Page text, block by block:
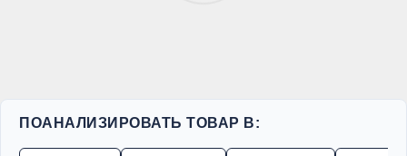
ПОАНАЛИЗИРОВАТЬ ТОВАР В: